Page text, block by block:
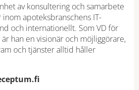
av konsultering och samarbete
apoteksbranschens IT-
och internationellt. Som VD för
han en visionär och möjliggörare,
och tjänster alltid håller